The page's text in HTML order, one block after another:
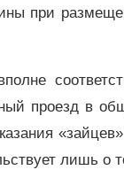
при
проезд в
лишь о